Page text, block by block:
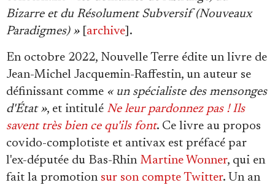
Bizarre et du Résolument Subversif (Nouveaux
Paradigmes) »[ archive ].
En octobre 2022, Nouvelle Terre édite un livre de
Jean-Michel Jacquemin-Raffestin, un auteur se
définissant comme « un spécialiste des mensonges
d'État », et intitulé Ne leur pardonnez pas ! Ils
savent très bien ce qu'ils font. Ce livre au propos
covido-complotiste et antivax est préfacé par
l'ex-députée du Bas-Rhin Martine Wonner, qui en
fait la promotion sur son compte Twitter. Un an